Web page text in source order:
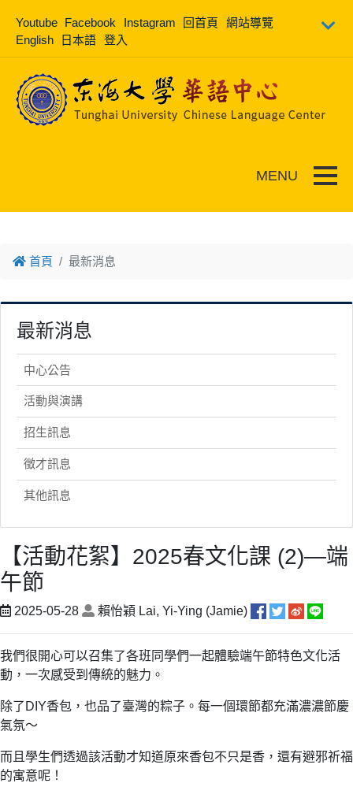
Youtube Facebook Instagram 回首頁
網站導覽
English
日本語 登入
首頁 最新消息
最新消息
中心公告
活動與演講
招生訊息
徵才訊息
其他訊息
【活動花絮】2025春文化課 (2)—端
午節
2025-05-28 賴怡穎 Lai, Yi-Ying (Jamie)
我們很開心可以召集了各班同學們一起體驗端午節特色文化活
動，一次感受到傳統的魅力。
除了DIY香包，也品了臺灣的粽子。每一個環節都充滿濃濃節慶
氣氛～
而且學生們透過該活動才知道原來香包不只是香，還有避邪祈福
的寓意呢！